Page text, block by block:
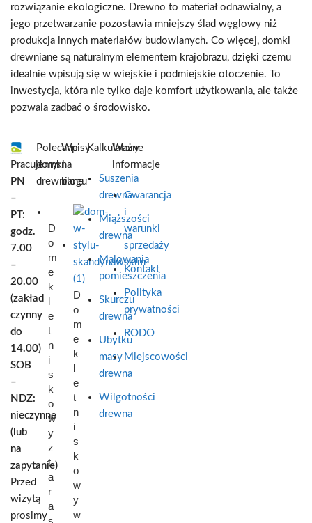
rozwiązanie ekologiczne. Drewno to materiał odnawialny, a
jego przetwarzanie pozostawia mniejszy ślad węglowy niż
produkcja innych materiałów budowlanych. Co więcej, domki
drewniane są naturalnym elementem krajobrazu, dzięki czemu
idealnie wpisują się w wiejskie i podmiejskie otoczenie. To
inwestycja, która nie tylko daje komfort użytkowania, ale także
pozwala zadbać o środowisko.
Pracujemy:
PN
–
PT:
godz.
7.00
–
20.00
(zakład
czynny
do
14.00)
SOB
–
NDZ:
nieczynne
(lub
na
zapytanie)
Przed
wizytą
prosimy
Polecane
domki
drewniane
D
o
m
e
k
l
e
t
n
i
s
k
o
w
y
z
t
a
r
a
s
Wpisy
na
blogu
D
o
m
e
k
l
e
t
n
i
s
k
o
w
y
w
Kalkulatory
Suszenia
drewna
Miąższości
drewna
Malowania
pomieszczenia
Skurczu
drewna
Ubytku
masy
drewna
Wilgotności
drewna
Ważne
informacje
Gwarancja
i
warunki
sprzedaży
Kontakt
Polityka
prywatności
RODO
Miejscowości